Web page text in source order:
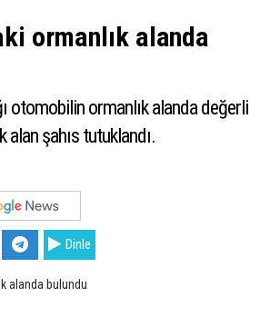
ormanlık alanda
otomobilin ormanlık alanda değerli
alan şahıs tutuklandı.
Dinle